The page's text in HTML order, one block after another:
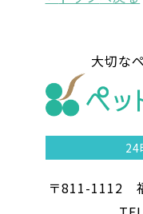
大切な
24
〒811-1112